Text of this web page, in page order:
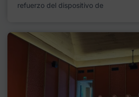
refuerzo del dispositivo de